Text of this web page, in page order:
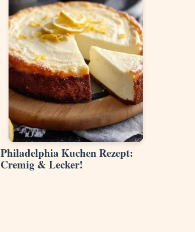
Philadelphia Kuchen Rezept:
Cremig & Lecker!